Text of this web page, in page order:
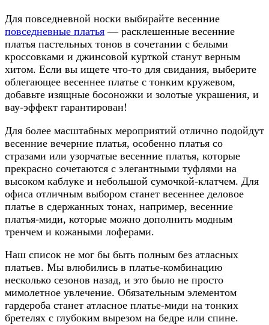
Для повседневной носки выбирайте весенние
повседневные платья — расклешенные весенние
платья пастельных тонов в сочетании с белыми
кроссовками и джинсовой курткой станут верным
хитом. Если вы ищете что-то для свидания, выберите
облегающее весеннее платье с тонким кружевом,
добавьте изящные босоножки и золотые украшения, и
вау-эффект гарантирован!
Для более масштабных мероприятий отлично подойдут
весенние вечерние платья, особенно платья со
стразами или узорчатые весенние платья, которые
прекрасно сочетаются с элегантными туфлями на
высоком каблуке и небольшой сумочкой-клатчем. Для
офиса отличным выбором станет весеннее деловое
платье в сдержанных тонах, например, весенние
платья-миди, которые можно дополнить модным
тренчем и кожаными лоферами.
Наш список не мог бы быть полным без атласных
платьев. Мы влюбились в платье-комбинацию
несколько сезонов назад, и это было не просто
мимолетное увлечение. Обязательным элементом
гардероба станет атласное платье-миди на тонких
бретелях с глубоким вырезом на бедре или спине.